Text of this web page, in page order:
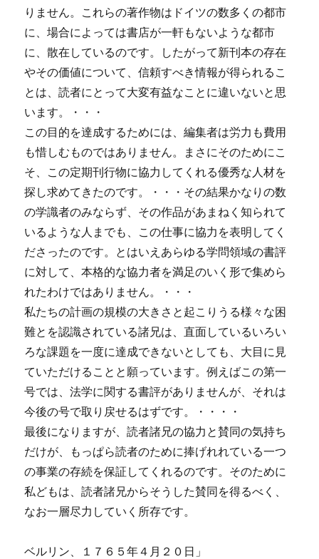
りません。これらの著作物はドイツの数多くの都市
に、場合によっては書店が一軒もないような都市
に、散在しているのです。したがって新刊本の存在
やその価値について、信頼すべき情報が得られるこ
とは、読者にとって大変有益なことに違いないと思
います。・・・
この目的を達成するためには、編集者は労力も費用
も惜しむものではありません。まさにそのためにこ
そ、この定期刊行物に協力してくれる優秀な人材を
探し求めてきたのです。・・・その結果かなりの数
の学識者のみならず、その作品があまねく知られて
いるような人までも、この仕事に協力を表明してく
ださったのです。とはいえあらゆる学問領域の書評
に対して、本格的な協力者を満足のいく形で集めら
れたわけではありません。・・・
私たちの計画の規模の大きさと起こりうる様々な困
難とを認識されている諸兄は、直面しているいろい
ろな課題を一度に達成できないとしても、大目に見
ていただけることと願っています。例えばこの第一
号では、法学に関する書評がありませんが、それは
今後の号で取り戻せるはずです。・・・・
最後になりますが、読者諸兄の協力と賛同の気持ち
だけが、もっぱら読者のために捧げれれている一つ
の事業の存続を保証してくれるのです。そのために
私どもは、読者諸兄からそうした賛同を得るべく、
なお一層尽力していく所存です。
ベルリン、１７６５年４月２０日」